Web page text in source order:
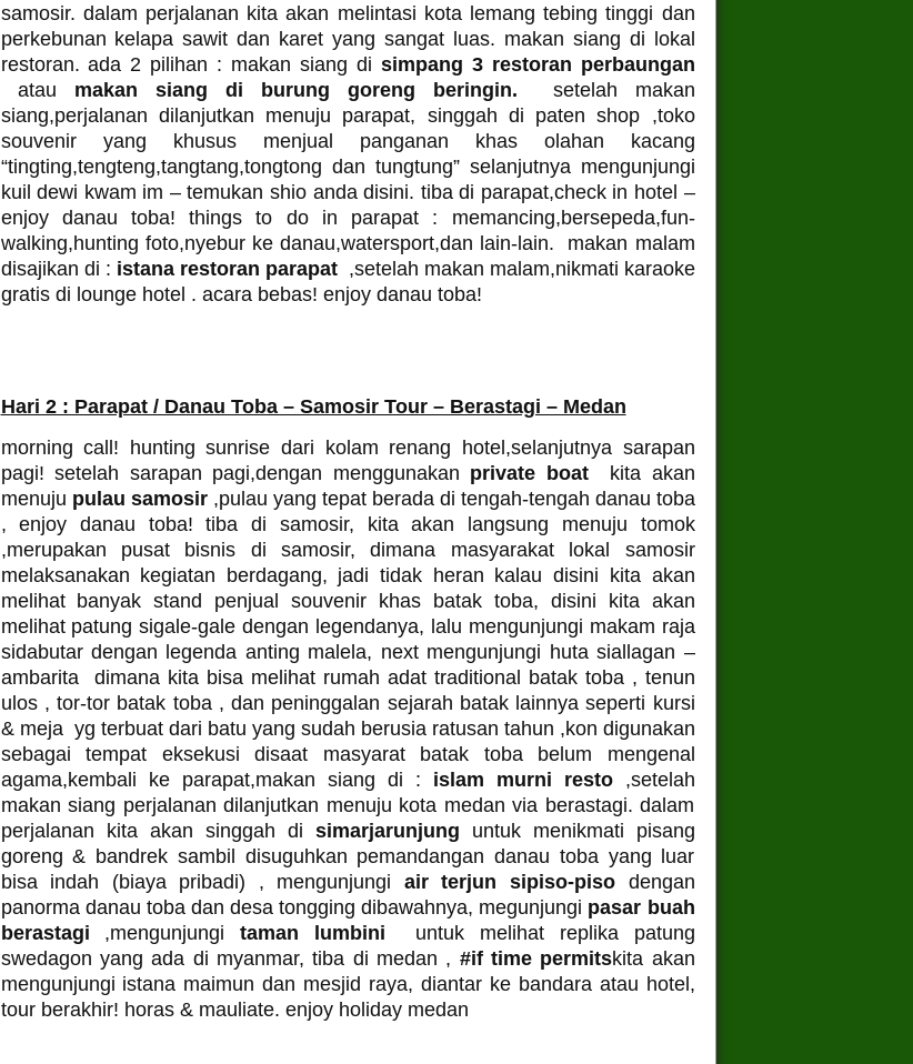
samosir. dalam perjalanan kita akan melintasi kota lemang tebing tinggi dan
perkebunan kelapa sawit dan karet yang sangat luas. makan siang di lokal
restoran. ada 2 pilihan : makan siang di simpang 3 restoran perbaungan
atau makan siang di burung goreng beringin.
setelah makan
siang,perjalanan dilanjutkan menuju parapat, singgah di paten shop ,toko
souvenir yang khusus menjual panganan khas olahan kacang
“tingting,tengteng,tangtang,tongtong dan tungtung” selanjutnya mengunjungi
kuil dewi kwam im – temukan shio anda disini. tiba di parapat,check in hotel –
enjoy danau toba! things to do in parapat : memancing,bersepeda,fun-
walking,hunting foto,nyebur ke danau,watersport,dan lain-lain. makan malam
disajikan di : istana restoran parapat ,setelah makan malam,nikmati karaoke
gratis di lounge hotel . acara bebas! enjoy danau toba!
Hari 2 : Parapat / Danau Toba – Samosir Tour – Berastagi – Medan
morning call! hunting sunrise dari kolam renang hotel,selanjutnya sarapan
pagi! setelah sarapan pagi,dengan menggunakan private boatkita akan
menuju pulau samosir,pulau yang tepat berada di tengah-tengah danau toba
, enjoy danau toba! tiba di samosir, kita akan langsung menuju tomok
,merupakan pusat bisnis di samosir, dimana masyarakat lokal samosir
melaksanakan kegiatan berdagang, jadi tidak heran kalau disini kita akan
melihat banyak stand penjual souvenir khas batak toba, disini kita akan
melihat patung sigale-gale dengan legendanya, lalu mengunjungi makam raja
sidabutar dengan legenda anting malela, next mengunjungi huta siallagan –
ambarita dimana kita bisa melihat rumah adat traditional batak toba , tenun
ulos , tor-tor batak toba , dan peninggalan sejarah batak lainnya seperti kursi
& meja yg terbuat dari batu yang sudah berusia ratusan tahun ,kon digunakan
sebagai tempat eksekusi disaat masyarat batak toba belum mengenal
agama,kembali ke parapat,makan siang di : islam murni resto ,setelah
makan siang perjalanan dilanjutkan menuju kota medan via berastagi. dalam
perjalanan kita akan singgah di simarjarunjung untuk menikmati pisang
goreng & bandrek sambil disuguhkan pemandangan danau toba yang luar
bisa indah (biaya pribadi) , mengunjungi air terjun sipiso-pisodengan
panorma danau toba dan desa tongging dibawahnya, megunjungi pasar buah
berastagi ,mengunjungi taman lumbini
untuk melihat replika patung
swedagon yang ada di myanmar, tiba di medan , #if time permitskita akan
mengunjungi istana maimun dan mesjid raya, diantar ke bandara atau hotel,
tour berakhir! horas & mauliate. enjoy holiday medan